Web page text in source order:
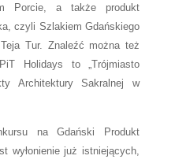
Porcie, a także produkt
czyli Szlakiem Gdańskiego
Tur. Znaleźć można też
Holidays to „Trójmiasto
Architektury Sakralnej w
na Gdański Produkt
wyłonienie już istniejących,